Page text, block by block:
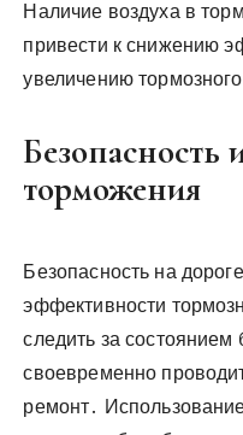
Наличие воздуха в
привести к снижению
увеличению тормозного
Безопасность
торможения
Безопасность на
эффективности
следить за
своевременно
ремонт․